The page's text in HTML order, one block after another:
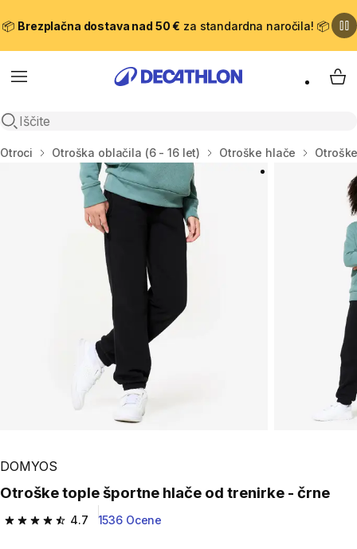
📦 Brezplačna dostava nad 50 € za standardna naročila! 📦
Meni
Odpri iskanje
Domov
Otroci Otroška oblačila (6 - 16 let) Otroške hlače
DOMYOS
Otroške tople športne hlače od trenirke - črne
4.7
4.7 od 5 zvezdic from 1536 ocene
1536 Ocene